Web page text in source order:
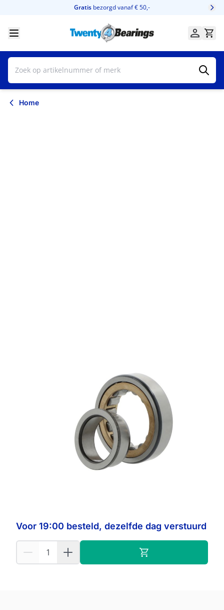
Gratis bezorgd vanaf € 50,-
Home
Cilindrische rollagers
35.00 mm
72.00 mm
23.00 mm
37
Voor 19:00 besteld, dezelfde dag verstuurd